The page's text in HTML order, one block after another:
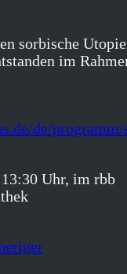
sorbische
im
de/
Uhr, im rbb